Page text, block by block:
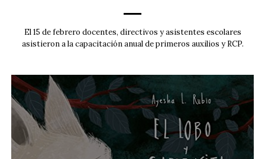
El 15 de febrero docentes, directivos y asistentes escolares
asistieron a la capacitación anual de primeros auxilios y RCP.